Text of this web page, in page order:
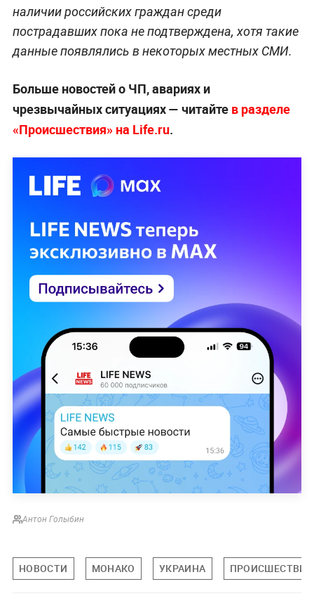
наличии российских граждан среди
пострадавших пока не подтверждена, хотя такие
данные появлялись в некоторых местных СМИ.
Больше новостей о ЧП, авариях и
чрезвычайных ситуациях — читайте в разделе
«Происшествия» на Life.ru.
Антон Голыбин
НОВОСТИ МОНАКО УКРАИНА ПРОИСШЕСТВИЯ